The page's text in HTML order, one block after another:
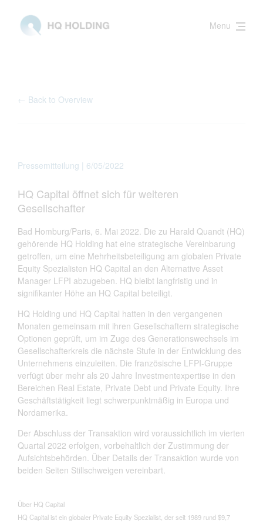
Menu
← Back to Overview
Pressemitteilung | 6/05/2022
HQ Capital öffnet sich für weiteren
Gesellschafter
Bad Homburg/Paris, 6. Mai 2022. Die zu Harald Quandt (HQ)
gehörende HQ Holding hat eine strategische Vereinbarung
getroffen, um eine Mehrheitsbeteiligung am globalen Private
Equity Spezialisten HQ Capital an den Alternative Asset
Manager LFPI abzugeben. HQ bleibt langfristig und in
signifikanter Höhe an HQ Capital beteiligt.
HQ Holding und HQ Capital hatten in den vergangenen
Monaten gemeinsam mit ihren Gesellschaftern strategische
Optionen geprüft, um im Zuge des Generationswechsels im
Gesellschafterkreis die nächste Stufe in der Entwicklung des
Unternehmens einzuleiten. Die französische LFPI-Gruppe
verfügt über mehr als 20 Jahre Investmentexpertise in den
Bereichen Real Estate, Private Debt und Private Equity. Ihre
Geschäftstätigkeit liegt schwerpunktmäßig in Europa und
Nordamerika.
Der Abschluss der Transaktion wird voraussichtlich im vierten
Quartal 2022 erfolgen, vorbehaltlich der Zustimmung der
Aufsichtsbehörden. Über Details der Transaktion wurde von
beiden Seiten Stillschweigen vereinbart.
Über HQ Capital
HQ Capital ist ein globaler Private Equity Spezialist, der seit 1989 rund $9,7